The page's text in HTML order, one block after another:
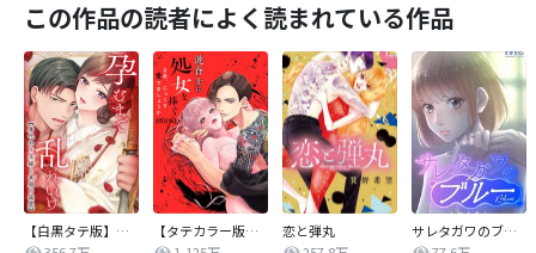
この作品の読者によく読まれている作品
【白黒タテ版】孕むまで乱れいけ～身代わり花嫁と軍服の猛愛
【タテカラー版】漣蒼士に処女を捧ぐ～さあ、じっくり愛でましょうか
恋と弾丸
サレタガワのブルー【タテヨミ】